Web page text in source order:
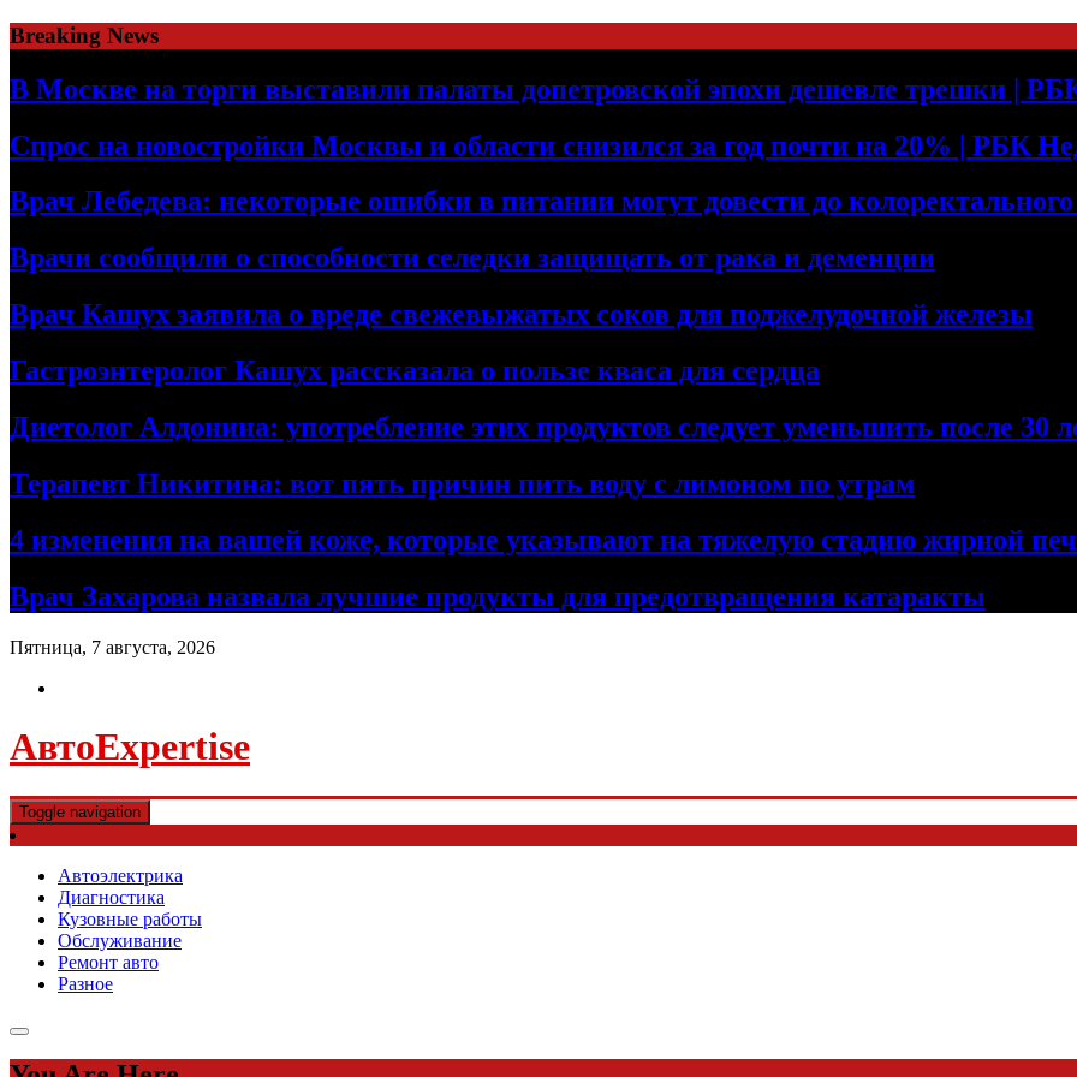
Skip
to
content
Breaking News
В Москве на торги выставили палаты допетровской эпохи дешевле трешки |
Спрос на новостройки Москвы и области снизился за год почти на 20% | РБК
Врач Лебедева: некоторые ошибки в питании могут довести до
Врачи сообщили о способности селедки защищать от рака и деменции
Врач Кашух заявила о вреде свежевыжатых соков для поджелудочной железы
Гастроэнтеролог Кашух рассказала о пользе кваса для сердца
Диетолог Алдонина: употребление этих продуктов следует уменьшить после 30
Терапевт Никитина: вот пять причин пить воду с лимоном по утрам
4 изменения на вашей коже, которые указывают на тяжелую стадию жирной
Врач Захарова назвала лучшие продукты для предотвращения катаракты
Пятница, 7 августа, 2026
АвтоExpertise
Toggle navigation
Автоэлектрика
Диагностика
Кузовные работы
Обслуживание
Ремонт авто
Разное